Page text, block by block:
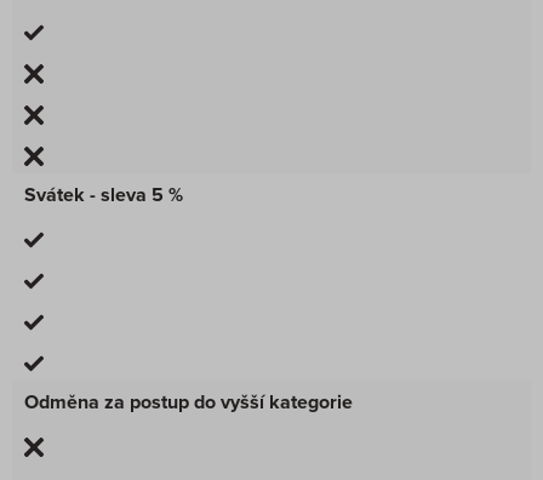
Svátek - sleva 5 %
Odměna za postup do vyšší kategorie